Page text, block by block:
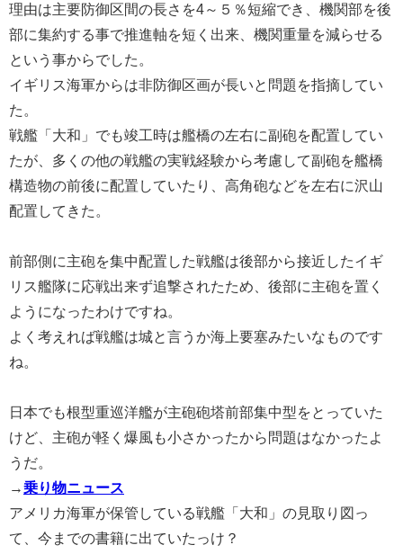
理由は主要防御区間の長さを4～５％短縮でき、機関部を後
部に集約する事で推進軸を短く出来、機関重量を減らせる
という事からでした。
イギリス海軍からは非防御区画が長いと問題を指摘してい
た。
戦艦「大和」でも竣工時は艦橋の左右に副砲を配置してい
たが、多くの他の戦艦の実戦経験から考慮して副砲を艦橋
構造物の前後に配置していたり、高角砲などを左右に沢山
配置してきた。
前部側に主砲を集中配置した戦艦は後部から接近したイギ
リス艦隊に応戦出来ず追撃されたため、後部に主砲を置く
ようになったわけですね。
よく考えれば戦艦は城と言うか海上要塞みたいなものです
ね。
日本でも根型重巡洋艦が主砲砲塔前部集中型をとっていた
けど、主砲が軽く爆風も小さかったから問題はなかったよ
うだ。
→乗り物ニュース
アメリカ海軍が保管している戦艦「大和」の見取り図っ
て、今までの書籍に出ていたっけ？